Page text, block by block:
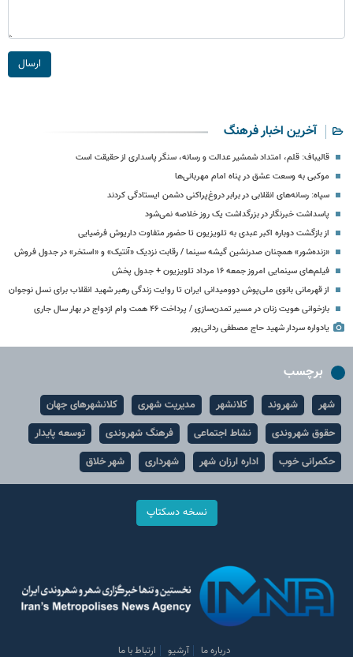
ارسال
آخرین اخبار فرهنگ
قالیباف: قلم، امتداد شمشیر عدالت و رسانه، سنگر پاسداری از حقیقت است
موکبی به وسعت عشق در پناه امام مهربانی‌ها
سپاه: رسانه‌های انقلابی در برابر دروغ‌پراکنی دشمن ایستادگی کردند
پاسداشت خبرنگار در بزرگداشت یک روز خلاصه نمی‌شود
از بازگشت دوباره اکبر عبدی به تلویزیون تا حضور متفاوت داریوش فرضیایی
«زنده‌شور» همچنان صدرنشین گیشه سینما / رقابت نزدیک «آنتیک» و «استخر» در جدول فروش
فیلم‌های سینمایی امروز جمعه ۱۶ مرداد تلویزیون + جدول پخش
از قهرمانی بانوی ملی‌پوش دوومیدانی ایران تا روایت زندگی رهبر شهید انقلاب برای نسل نوجوان
بازخوانی هویت زنان در مسیر تمدن‌سازی / پرداخت ۴۶ همت وام ازدواج در بهار سال جاری
یادواره سردار شهید حاج مصطفی ردانی‌پور
برچسب
شهر شهروند کلانشهر مدیریت شهری
کلانشهرهای جهان
حقوق شهروندی
نشاط اجتماعی فرهنگ شهروندی
توسعه پایدار
حکمرانی خوب
اداره ارزان شهر شهرداری شهر خلاق
نسخه دسکتاپ
درباره ما آرشیو ارتباط با ما